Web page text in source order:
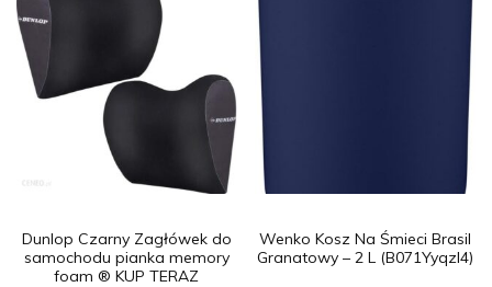
Dunlop Czarny Zagłówek do
samochodu pianka memory
foam ® KUP TERAZ
Wenko Kosz Na Śmieci Brasil
Granatowy – 2 L (B071Yyqzl4)